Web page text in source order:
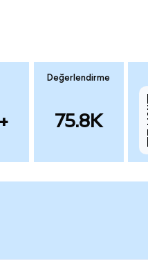
Değerlendirme
75.8K